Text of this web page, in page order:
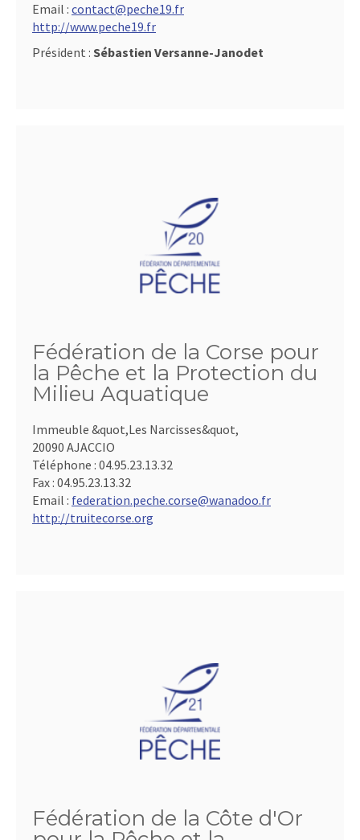
Email : contact@peche19.fr
http://www.peche19.fr
Président : Sébastien Versanne-Janodet
Fédération de la Corse pour
la Pêche et la Protection du
Milieu Aquatique
Immeuble &quot,Les Narcisses&quot,
20090 AJACCIO
Téléphone : 04.95.23.13.32
Fax : 04.95.23.13.32
Email : federation.peche.corse@wanadoo.fr
http://truitecorse.org
Fédération de la Côte d'Or